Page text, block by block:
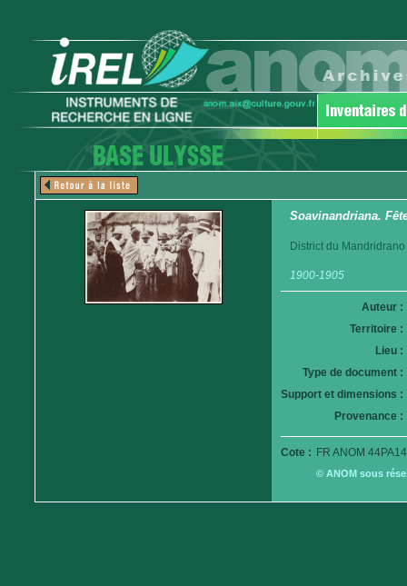
Soavinandriana.
District du Mandridrano
1900-1905
Auteur :
Territoire :
Lieu :
Type de document :
Support et dimensions :
Provenance :
Cote : FR ANOM
© ANOM sous